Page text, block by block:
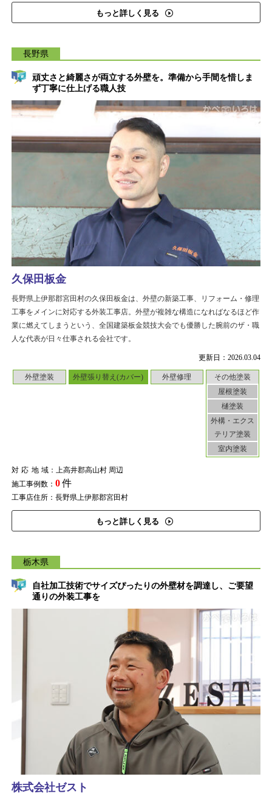
もっと詳しく見る
長野県
頑丈さと綺麗さが両立する外壁を。準備から手間を惜しま
ず丁寧に仕上げる職人技
更新日：2026.03.04
外壁塗装 外壁張り替え(カバー) 外壁修理
その他塗装
屋根塗装
樋塗装
外構・エクス
テリア塗装
室内塗装
対応地域：上高井郡高山村 周辺
施工事例数： 0件
工事店住所：長野県上伊那郡宮田村
もっと詳しく見る
久保田板金
長野県上伊那郡宮田村の久保田板金は、外壁の新築工事、リフォーム・修理
工事をメインに対応する外装工事店。外壁が複雑な構造になればなるほど作
業に燃えてしまうという、全国建築板金競技大会でも優勝した腕前のザ・職
人な代表が日々仕事される会社です。
栃木県
自社加工技術でサイズぴったりの外壁材を調達し、ご要望
通りの外装工事を
株式会社ゼスト